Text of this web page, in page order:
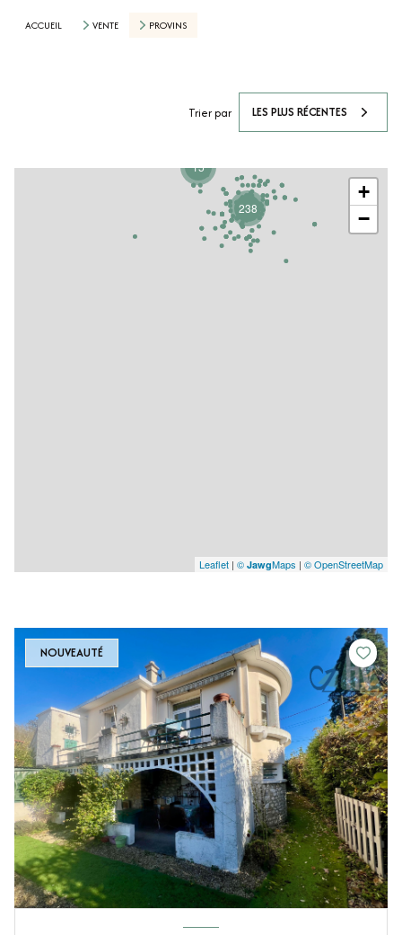
ACCUEIL VENTE PROVINS
Trier par LES PLUS RÉCENTES
15
238
+
−
Leaflet | © JawgMaps | © OpenStreetMap
NOUVEAUTÉ